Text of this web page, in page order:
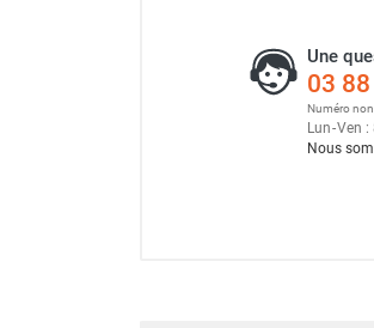
Chauffage au fioul avec
Chauffage au fioul à
Une
03
Numéro non
Lun-Ven :
Nous